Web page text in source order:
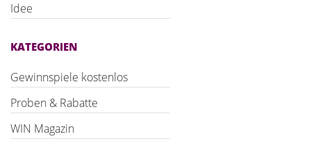
Idee
KATEGORIEN
Gewinnspiele kostenlos
Proben & Rabatte
WIN Magazin